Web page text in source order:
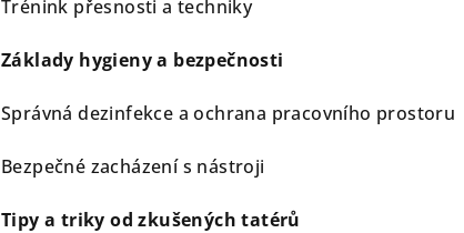
Trénink přesnosti a techniky
Základy hygieny a bezpečnosti
Správná dezinfekce a ochrana pracovního prostoru
Bezpečné zacházení s nástroji
Tipy a triky od zkušených tatérů